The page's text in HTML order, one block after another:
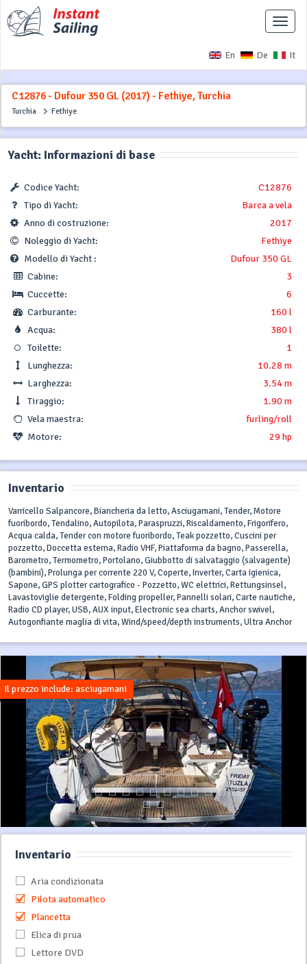
En De It
C12876 - Dufour 350 GL (2017) - Fethiye, Turchia
Turchia Fethiye
Yacht: Informazioni di base
Codice Yacht:
C12876
Tipo di Yacht:
Barca a vela
Anno di costruzione:
2017
Noleggio di Yacht:
Fethiye
Modello di Yacht :
Dufour 350 GL
Cabine:
3
Cuccette:
6
Carburante:
160 l
Acqua:
380 l
Toilette:
1
Lunghezza:
10.28 m
Larghezza:
3.54 m
Tiraggio:
1.90 m
Vela maestra:
furling/roll
Motore:
29 hp
Inventario
Varricello Salpancore, Biancheria da letto, Asciugamani, Tender, Motore
fuoribordo, Tendalino, Autopilota, Paraspruzzi, Riscaldamento, Frigorifero,
Acqua calda, Tender con motore fuoribordo, Teak pozzetto, Cuscini per
pozzetto, Doccetta esterna, Radio VHF, Piattaforma da bagno, Passerella,
Barometro, Termometro, Portolano, Giubbotto di salvataggio (salvagente)
(bambini), Prolunga per corrente 220 V, Coperte, Inverter, Carta igienica,
Sapone, GPS plotter cartografico - Pozzetto, WC elettrici, Rettungsinsel,
Lavastoviglie detergente, Folding propeller, Pannelli solari, Carte nautiche,
Radio CD player, USB, AUX input, Electronic sea charts, Anchor swivel,
Autogonfiante maglia di vita, Wind/speed/depth instruments, Ultra Anchor
Il prezzo include: asciugamani
Inventario
Aria condizionata
Pilota automatico
Plancetta
Elica di prua
Lettore DVD